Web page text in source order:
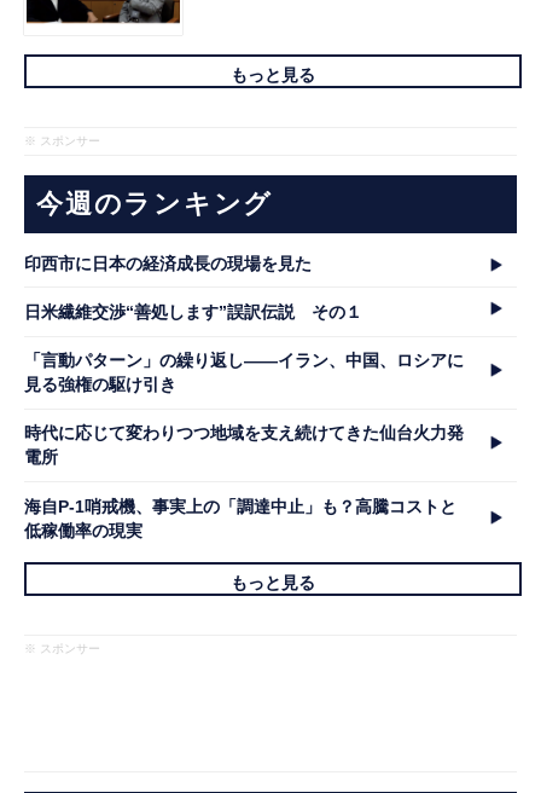
もっと見る
※ スポンサー
今週のランキング
印西市に日本の経済成長の現場を見た
日米繊維交渉“善処します”誤訳伝説 その１
「言動パターン」の繰り返し――イラン、中国、ロシアに
見る強権の駆け引き
時代に応じて変わりつつ地域を支え続けてきた仙台火力発
電所
海自P-1哨戒機、事実上の「調達中止」も？高騰コストと
低稼働率の現実
もっと見る
※ スポンサー